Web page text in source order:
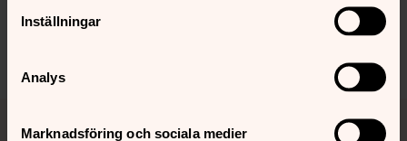
Inställningar
Analys
Marknadsföring och sociala medier
johannes.forsamling.sthlm@svenskakyrkan.se